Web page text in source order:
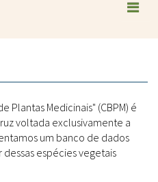
Plantas Medicinais" (CBPM) é
voltada exclusivamente a
um banco de dados
espécies vegetais